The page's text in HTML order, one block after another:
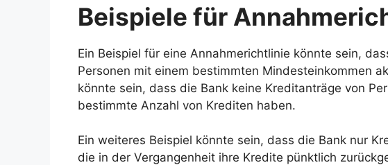
Beispiele für
Ein Beispiel für eine Annahmerichtlinie könnte sein,
Personen mit einem bestimmten Mindesteinkommen
könnte sein, dass die Bank keine Kreditanträge von
bestimmte Anzahl von Krediten haben.
Ein weiteres Beispiel könnte sein, dass die Bank nur
die in der Vergangenheit ihre Kredite pünktlich